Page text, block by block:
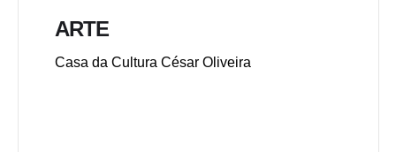
ARTE
Casa da Cultura César Oliveira